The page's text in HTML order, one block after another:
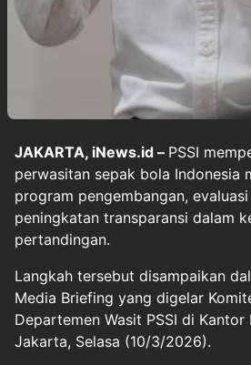
JAKARTA, iNews.id – PSSI
perwasitan sepak bola Indonesia
program pengembangan,
peningkatan transparansi dalam
pertandingan.
Langkah tersebut disampaikan
Media Briefing yang digelar
Departemen Wasit PSSI di Kantor
Jakarta, Selasa (10/3/2026).